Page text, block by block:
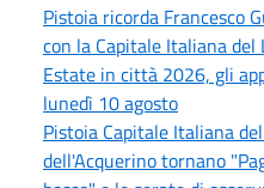
Pistoia ricorda Francesco
con la Capitale Italiana
Estate in città 2026, gli
lunedì 10 agosto
Pistoia Capitale Italiana
dell'Acquerino tornano